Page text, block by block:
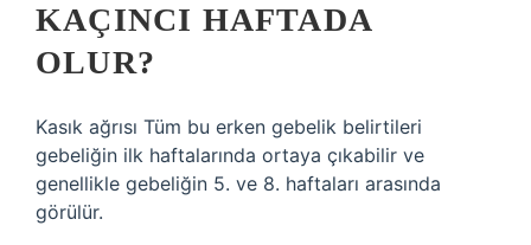
KAÇINCI HAFTADA
OLUR?
Kasık ağrısı Tüm bu erken gebelik belirtileri
gebeliğin ilk haftalarında ortaya çıkabilir ve
genellikle gebeliğin 5. ve 8. haftaları arasında
görülür.